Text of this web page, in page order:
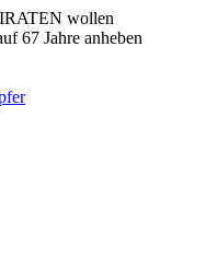
wollen
67 Jahre anheben